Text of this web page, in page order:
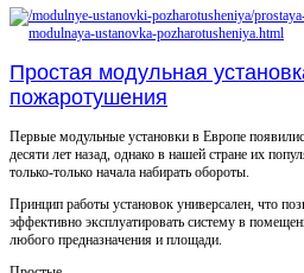
Простая модульная
пожаротушения
Первые модульные установки в Европе
десяти лет назад, однако в нашей стране их
только-только начала набирать обороты.
Принцип работы установок универсален, что
эффективно эксплуатировать систему в
любого предназначения и площади.